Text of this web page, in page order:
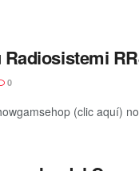
0
(clic aquí)